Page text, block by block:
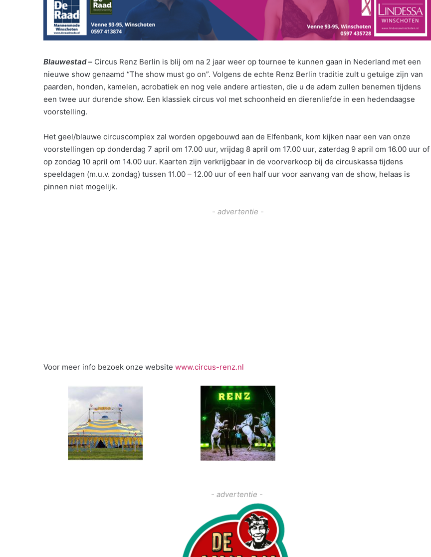
Blauwestad – Circus Renz Berlin is blij om na 2 jaar weer op tournee te kunnen gaan in Nederland met een
nieuwe show genaamd “The show must go on”. Volgens de echte Renz Berlin traditie zult u getuige zijn van
paarden, honden, kamelen, acrobatiek en nog vele andere artiesten, die u de adem zullen benemen tijdens
een twee uur durende show. Een klassiek circus vol met schoonheid en dierenliefde in een hedendaagse
voorstelling.
Het geel/blauwe circuscomplex zal worden opgebouwd aan de Elfenbank, kom kijken naar een van onze
voorstellingen op donderdag 7 april om 17.00 uur, vrijdag 8 april om 17.00 uur, zaterdag 9 april om 16.00 uur of
op zondag 10 april om 14.00 uur. Kaarten zijn verkrijgbaar in de voorverkoop bij de circuskassa tijdens
speeldagen (m.u.v. zondag) tussen 11.00 – 12.00 uur of een half uur voor aanvang van de show, helaas is
pinnen niet mogelijk.
- advertentie -
Voor meer info bezoek onze website www.circus-renz.nl
- advertentie -